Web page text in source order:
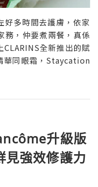
好多時間去護膚，依家
務，仲要煮兩餐，真係
全新推出的賦
華同眼霜，Staycation
升級版
見強效修護力